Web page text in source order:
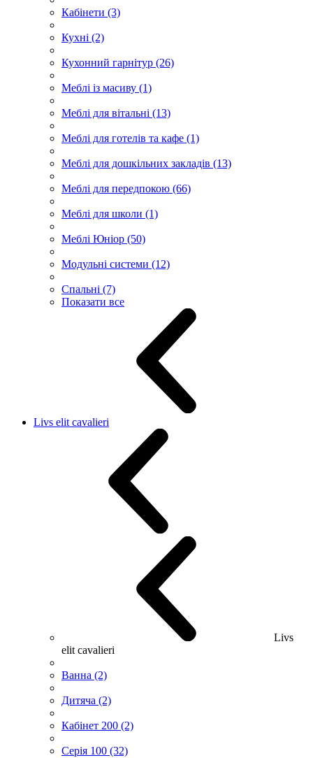
Кабінети (3)
Кухні (2)
Кухонний гарнітур (26)
Меблі із масиву (1)
Меблі для вітальні (13)
Меблі для готелів та кафе (1)
Меблі для дошкільних закладів (13)
Меблі для передпокою (66)
Меблі для школи (1)
Меблі Юніор (50)
Модульні системи (12)
Спальні (7)
Показати все
Livs elit cavalieri
Livs
elit cavalieri
Ванна (2)
Дитяча (2)
Кабінет 200 (2)
Серія 100 (32)